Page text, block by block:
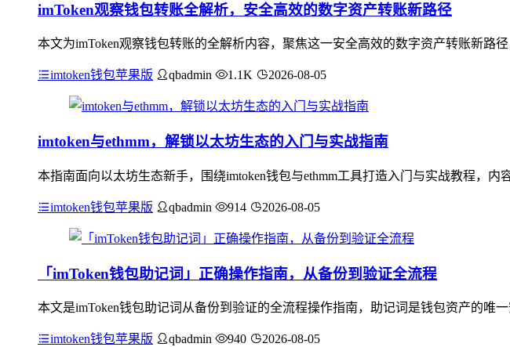
imToken观察钱包转账全解析，安全高效的数字资产转账新路径
本文为imToken观察钱包转账的全解析内容，聚焦这一安全高效的数字资产转账新
imtoken钱包苹果版 qbadmin 1.1K 2026-08-05
imtoken与ethmm，解锁以太坊生态的入门与实战指南
本指南面向以太坊生态新手，围绕imtoken钱包与ethmm工具打造入门与实战教程，
imtoken钱包苹果版 qbadmin 914 2026-08-05
「imToken钱包助记词」正确操作指南，从备份到验证全流程
本文是imToken钱包助记词从备份到验证的全流程操作指南，助记词是钱包资产的唯
imtoken钱包苹果版 qbadmin 940 2026-08-05